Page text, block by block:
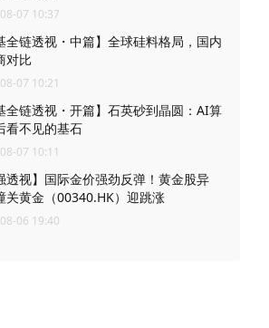
08-07 10:37
全链透视・中篇】全球硅料格局，国内
对比
08-07 10:21
全链透视・开篇】石英砂到晶圆：AI算
看不见的基石
08-07 10:11
透视】国际金价强劲反弹！黄金股异
关黄金（00340.HK）迎跳涨
08-06 19:40